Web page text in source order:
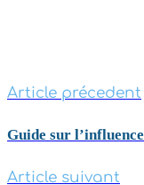
Article précedent
Guide sur
Article suivant